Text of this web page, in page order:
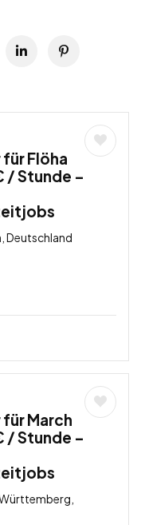
Flöha
/ Stunde –
Deutschland
March
/ Stunde –